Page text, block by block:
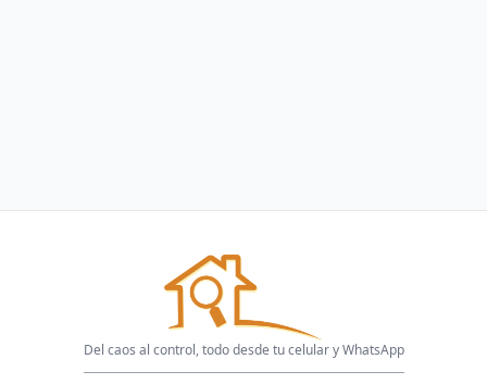
Del caos al control, todo desde tu celular y WhatsApp